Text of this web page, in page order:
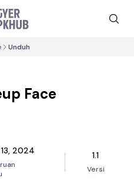
Unduh
Face
2024 1.1
Versi